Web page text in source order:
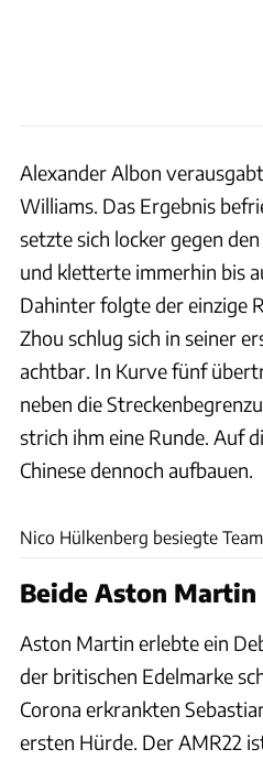
Alexander Albon
Williams. Das Ergebnis
setzte sich locker gegen
und kletterte immerhin bis
Dahinter folgte der einzige
Zhou schlug sich in seiner
achtbar. In Kurve fünf
neben die
strich ihm eine Runde. Auf
Chinese dennoch aufbauen.
Nico Hülkenberg besiegte
Beide Aston Martin
Aston Martin erlebte ein
der britischen Edelmarke
Corona erkrankten
ersten Hürde. Der AMR22